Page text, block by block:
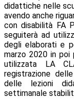
didattiche nelle
avendo anche
con disabilità FA
seguiterà ad
degli elaborati e
marzo 2020 in poi
utilizzata LA
registrazione
delle lezioni
settimanale